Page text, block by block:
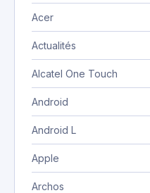
Acer
Actualités
Alcatel One Touch
Android
Android L
Apple
Archos